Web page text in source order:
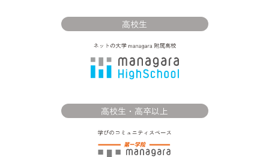
高校生
高校生・高卒以上